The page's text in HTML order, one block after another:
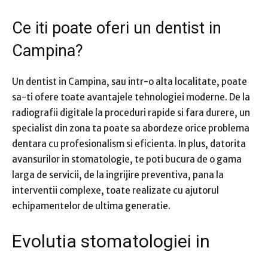
Ce iti poate oferi un dentist in
Campina?
Un dentist in Campina, sau intr-o alta localitate, poate
sa-ti ofere toate avantajele tehnologiei moderne. De la
radiografii digitale la proceduri rapide si fara durere, un
specialist din zona ta poate sa abordeze orice problema
dentara cu profesionalism si eficienta. In plus, datorita
avansurilor in stomatologie, te poti bucura de o gama
larga de servicii, de la ingrijire preventiva, pana la
interventii complexe, toate realizate cu ajutorul
echipamentelor de ultima generatie.
Evolutia stomatologiei in